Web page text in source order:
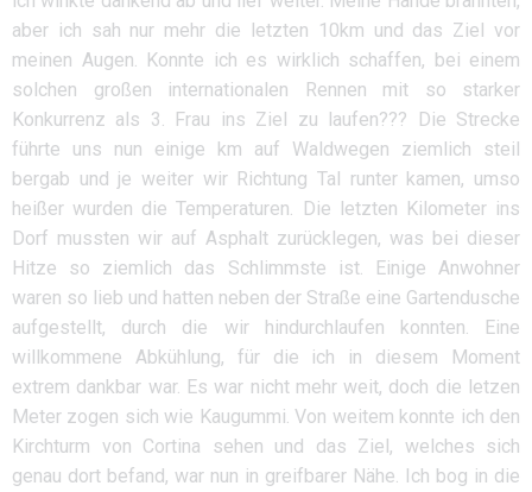
aber ich sah nur mehr die letzten 10km und das Ziel vor
meinen Augen. Konnte ich es wirklich schaffen, bei einem
solchen großen internationalen Rennen mit so starker
Konkurrenz als 3. Frau ins Ziel zu laufen??? Die Strecke
führte uns nun einige km auf Waldwegen ziemlich steil
bergab und je weiter wir Richtung Tal runter kamen, umso
heißer wurden die Temperaturen. Die letzten Kilometer ins
Dorf mussten wir auf Asphalt zurücklegen, was bei dieser
Hitze so ziemlich das Schlimmste ist. Einige Anwohner
waren so lieb und hatten neben der Straße eine Gartendusche
aufgestellt, durch die wir hindurchlaufen konnten. Eine
willkommene Abkühlung, für die ich in diesem Moment
extrem dankbar war. Es war nicht mehr weit, doch die letzen
Meter zogen sich wie Kaugummi. Von weitem konnte ich den
Kirchturm von Cortina sehen und das Ziel, welches sich
genau dort befand, war nun in greifbarer Nähe. Ich bog in die